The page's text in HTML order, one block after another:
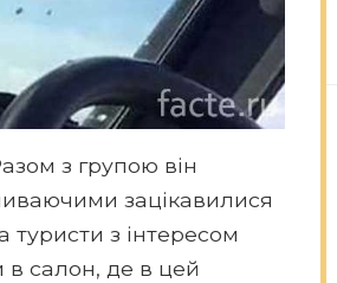
з групою він
зацікавилися
туристи з інтересом
в салон, де в цей